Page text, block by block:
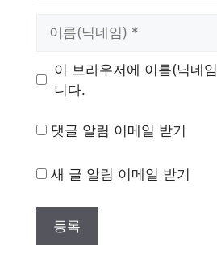
이 브라우저에 이름(닉네
니다.
댓글 알림 이메일 받기
새 글 알림 이메일 받기